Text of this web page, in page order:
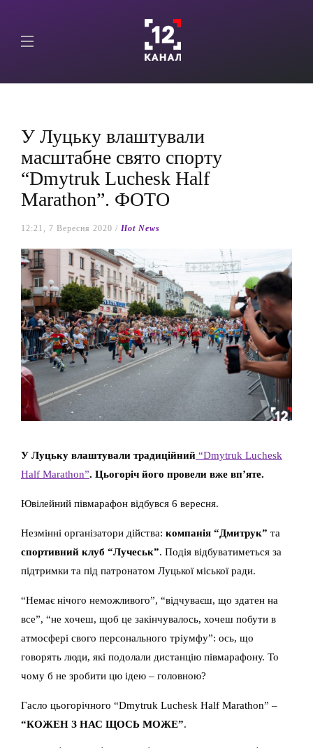
У Луцьку влаштували
масштабне свято спорту
“Dmytruk Luchesk Half
Marathon”. ФОТО
12:21, 7 Вересня 2020 / Hot News
У Луцьку влаштували традиційний “Dmytruk Luchesk
Half Marathon”. Цьогоріч його провели вже вп’яте.
Ювілейний півмарафон відбувся 6 вересня.
Незмінні організатори дійства: компанія “Дмитрук” та
спортивний клуб “Лучеськ”. Подія відбуватиметься за
підтримки та під патронатом Луцької міської ради.
“Немає нічого неможливого”, “відчуваєш, що здатен на
все”, “не хочеш, щоб це закінчувалось, хочеш побути в
атмосфері свого персонального тріумфу”: ось, що
говорять люди, які подолали дистанцію півмарафону. То
чому б не зробити цю ідею – головною?
Гасло цьогорічного “Dmytruk Luchesk Half Marathon” –
“КОЖЕН З НАС ЩОСЬ МОЖЕ”.